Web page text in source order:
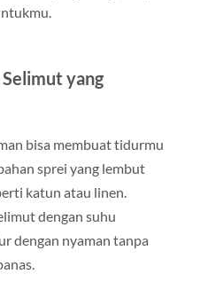
yang
bisa membuat tidurmu
sprei yang lembut
katun atau linen.
dengan suhu
dengan nyaman tanpa